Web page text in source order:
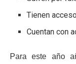
Tienen
Cuentan con
Para este año